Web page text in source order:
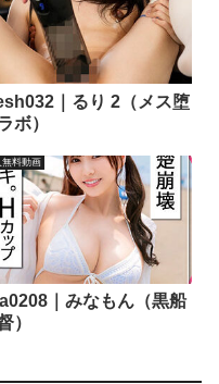
｜るり 2（メス堕
ボ）
無料動画
｜みなもん（黒船
）